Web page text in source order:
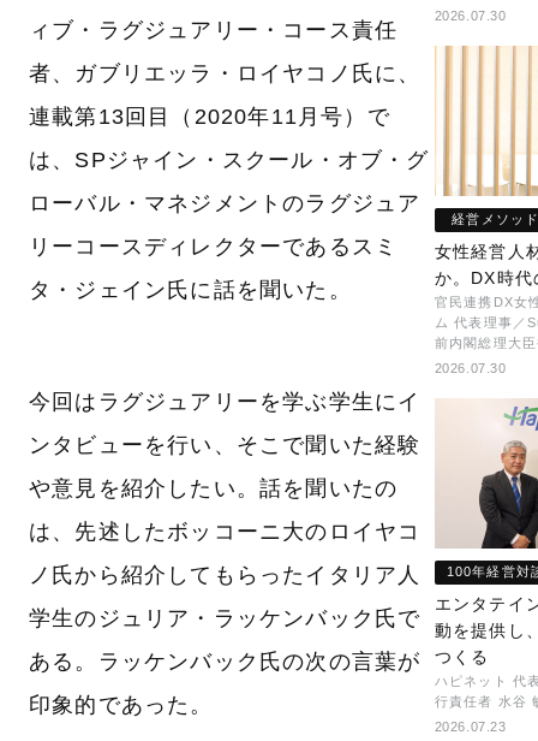
ィブ・ラグジュアリー・コース責任
者、ガブリエッラ・ロイヤコノ氏に、
連載第13回目（2020年11月号）で
は、SPジャイン・スクール・オブ・グ
ローバル・マネジメントのラグジュア
リーコースディレクターであるスミ
タ・ジェイン氏に話を聞いた。
今回はラグジュアリーを学ぶ学生にイ
ンタビューを行い、そこで聞いた経験
や意見を紹介したい。話を聞いたの
は、先述したボッコーニ大のロイヤコ
ノ氏から紹介してもらったイタリア人
学生のジュリア・ラッケンバック氏で
ある。ラッケンバック氏の次の言葉が
印象的であった。
2026.07.30
経営メソッ
女性経営人
か。DX時
官民連携DX女
ム 代表理事／
前内閣総理大
担当） 矢田 稚
2026.07.30
100年経営対
エンタテイ
動を提供し
つくる
ハピネット 代
行責任者 水谷
2026.07.23